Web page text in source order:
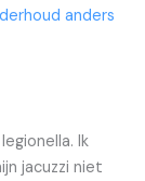
anders
Ik
jacuzzi niet